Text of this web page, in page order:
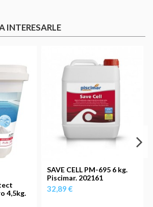
INTERESARLE
4,5kg.
SAVE CELL PM-695 6 kg.
Piscimar. 202161
32,89 €